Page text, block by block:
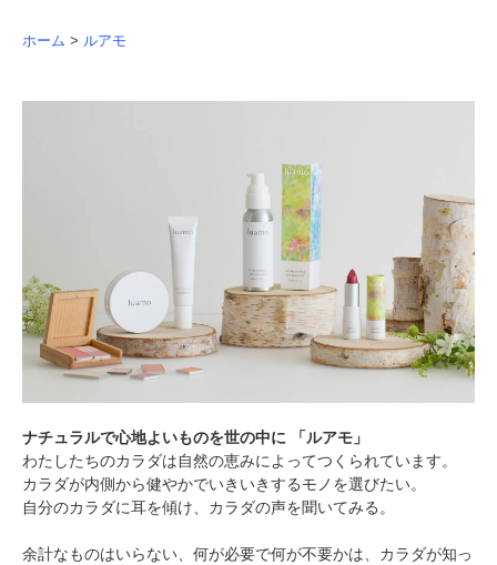
ホーム > ルアモ
ナチュラルで心地よいものを世の中に 「ルアモ」
わたしたちのカラダは自然の恵みによってつくられています。
カラダが内側から健やかでいきいきするモノを選びたい。
自分のカラダに耳を傾け、カラダの声を聞いてみる。
余計なものはいらない、何が必要で何が不要かは、カラダが知っ